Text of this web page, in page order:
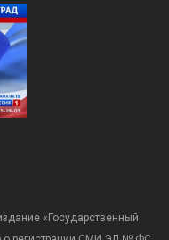
«Государственный